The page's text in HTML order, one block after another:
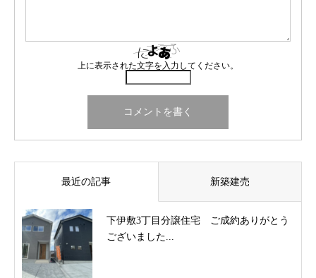
上に表示された文字を入力してください。
最近の記事 新築建売
下伊敷3丁目分譲住宅 ご成約ありがとう
ございました...